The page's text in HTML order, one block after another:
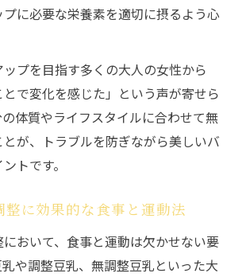
に必要な栄養素を適切に摂るよう心
プを目指す多くの大人の女性から
とで変化を感じた」という声が寄せら
体質やライフスタイルに合わせて無
が、トラブルを防ぎながら美しいバ
トです。
整に効果的な食事と運動法
おいて、食事と運動は欠かせない要
や調整豆乳、無調整豆乳といった大